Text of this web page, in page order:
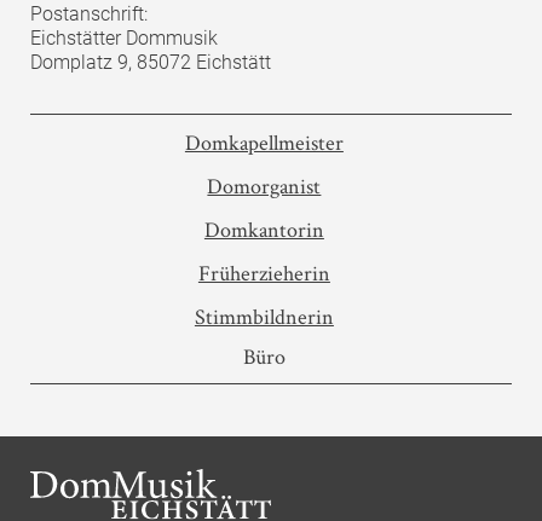
Postanschrift:
Eichstätter Dommusik
Domplatz 9, 85072 Eichstätt
Domkapellmeister
Domorganist
Domkantorin
Früherzieherin
Stimmbildnerin
Büro